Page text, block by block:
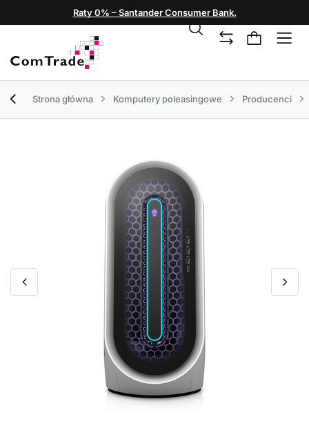
Raty 0% – Santander Consumer Bank.
Strona główna Komputery poleasingowe Producenci